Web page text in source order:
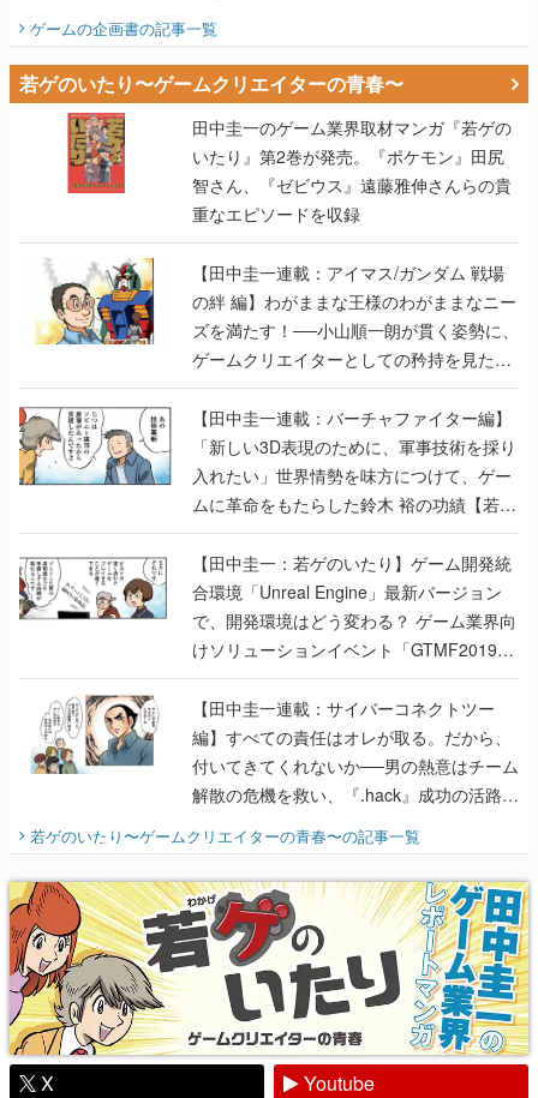
ゲームの企画書の記事一覧
若ゲのいたり〜ゲームクリエイターの青春〜
田中圭一のゲーム業界取材マンガ『若ゲの
いたり』第2巻が発売。『ポケモン』田尻
智さん、『ゼビウス』遠藤雅伸さんらの貴
重なエピソードを収録
【田中圭一連載：アイマス/ガンダム 戦場
の絆 編】わがままな王様のわがままなニー
ズを満たす！──小山順一朗が貫く姿勢に、
ゲームクリエイターとしての矜持を見た
【若ゲのいたり最終回】
【田中圭一連載：バーチャファイター編】
「新しい3D表現のために、軍事技術を採り
入れたい」世界情勢を味方につけて、ゲー
ムに革命をもたらした鈴木 裕の功績【若ゲ
のいたり】
【田中圭一：若ゲのいたり】ゲーム開発統
合環境「Unreal Engine」最新バージョン
で、開発環境はどう変わる？ ゲーム業界向
けソリューションイベント「GTMF2019」
に行って、より理解を深めよう【PR】
【田中圭一連載：サイバーコネクトツー
編】すべての責任はオレが取る。だから、
付いてきてくれないか──男の熱意はチーム
解散の危機を救い、『.hack』成功の活路を
『少年ジャンプ』色だった【若ゲのいた
り】
若ゲのいたり〜ゲームクリエイターの青春〜の記事一覧
X
Youtube